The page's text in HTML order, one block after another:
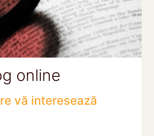
online
vă interesează